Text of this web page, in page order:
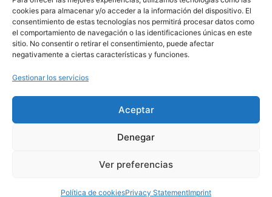
cookies para almacenar y/o acceder a la información del dispositivo. El
consentimiento de estas tecnologías nos permitirá procesar datos como
el comportamiento de navegación o las identificaciones únicas en este
sitio. No consentir o retirar el consentimiento, puede afectar
negativamente a ciertas características y funciones.
Gestionar los servicios
Aceptar
Denegar
Ver preferencias
Política de cookiesPrivacy StatementImprint
C. Joaquina Eguaras, 22 - 18013
Política de cookies
Estoy de acuerdo